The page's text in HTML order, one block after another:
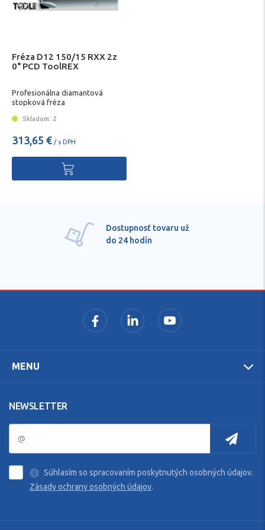
Fréza D12 150/15 RXX 2z
0° PCD ToolREX
Profesionálna diamantová
stopková fréza
Skladom: 2
313,65 € / s DPH
Pre každú položku
MENU
NEWSLETTER
Súhlasím so spracovaním poskytnutých osobných údajov.
Zásady ochrany osobných údajov.